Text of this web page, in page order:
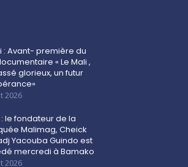
: Avant- première du
« Le Mali ,
glorieux, un futur
2026
: le fondateur de la
Malimag, Cheick
Yacouba Guindo est
mercredi à Bamako
2026